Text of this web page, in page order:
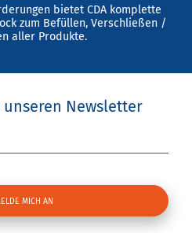
bietet CDA komplette
zum Befüllen, Verschließen /
aller Produkte.
Newsletter